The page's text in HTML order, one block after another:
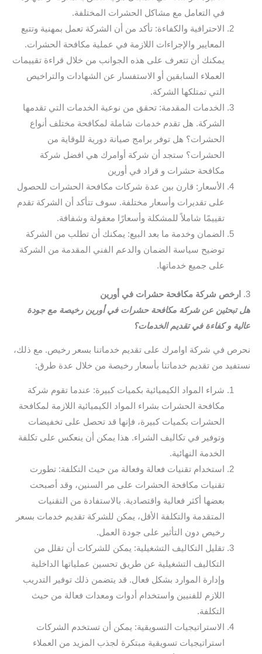
في التعامل مع مشاكل الحشرات المختلفة.
الاحترافية والكفاءة: تأكد من أن الشركة تعمل بمهنية وتتبع
المعايير والإجراءات اللازمة في عملية مكافحة الحشرات.
يمكنك أن تتعرف على هذه الجوانب من خلال قراءة تقييمات
العملاء السابقين أو الاستفسار عن الشهادات والتراخيص
التي تمتلكها الشركة.
الخدمات المقدمة: تحقق من نوعية الخدمات التي تقدمها
الشركة. هل تقدم خدمات شاملة لمكافحة مختلف أنواع
الحشرات؟ هل توفر برامج صيانة دورية للوقاية من
الحشرات؟ ستجد أن شركة أوامرك هي افضل شركة
مكافحة حشرات و قراد في أورين
الأسعار: قارن بين عدة شركات مكافحة الحشرات للحصول
على تقديرات وأسعار مختلفة. سوف تتأكد أن الشركة تقدم
تقييمًا شاملاً للمشكلة وأسعارًا معقولة وشفافة.
الضمان وخدمة ما بعد البيع: يمكنك أن تطلب من الشركة
توضيح سياسة الضمان والدعم الفني المقدمة من الشركة
على جميع خدماتها.
3.
ارخص شركة مكافحة حشرات في أورين
هل تبحثين عن شركة مكافحة حشرات في أورين رخيصة مع جودة
عالية و كفاءة في تقديم الخدمات؟
نحرص في شركة اوامرك على تقديم خدماتنا بسعر رخيص. مع ذلك،
نستفيد من تقديم خدماتنا بأسعار رخيصة من خلال عدة طرق:
شراء المواد الكيميائية بكميات كبيرة: عندما تقوم شركة
مكافحة الحشرات بشراء المواد الكيميائية اللازمة لمكافحة
الحشرات بكميات كبيرة، فإنها قد تحصل على تخفيضات
وتوفير في تكاليف الشراء. هذا يمكن أن ينعكس على تكلفة
الخدمة النهائية.
استخدام تقنيات فعالة وفعالة من حيث التكلفة: تطورت
تقنيات مكافحة الحشرات على مر السنين، وقد أصبحت
بعضها أكثر فعالية واقتصادية. بالاستفادة من التقنيات
المتقدمة والتكلفة الأقل، يمكن للشركة تقديم خدمات بسعر
رخيص دون التأثير على جودة العمل.
تقليل التكاليف التشغيلية: يمكن للشركات أن تقلل من
التكاليف التشغيلية عن طريق تحسين عملياتها الداخلية
وإدارة الموارد بشكل فعال. قد يتضمن ذلك توفير التدريب
اللازم للفنيين واستخدام أدوات ومعدات فعالة من حيث
التكلفة.
الاستراتيجيات التسويقية: يمكن أن تستخدم الشركات
استراتيجيات تسويقية مبتكرة لجذب المزيد من العملاء